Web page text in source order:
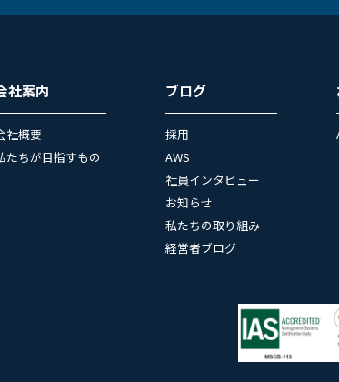
社案内
社概要
たちが目指すもの
ブログ
採用
AWS
社員インタビュー
お知らせ
私たちの取り組み
経営者ブログ